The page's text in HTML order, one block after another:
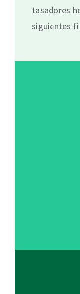
tasadores
siguientes